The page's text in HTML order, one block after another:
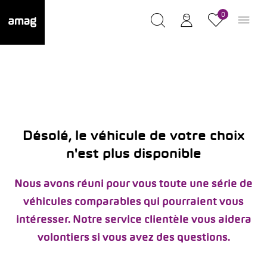
0
Désolé, le véhicule de votre choix
n'est plus disponible
Nous avons réuni pour vous toute une série de
véhicules comparables qui pourraient vous
intéresser. Notre service clientèle vous aidera
volontiers si vous avez des questions.